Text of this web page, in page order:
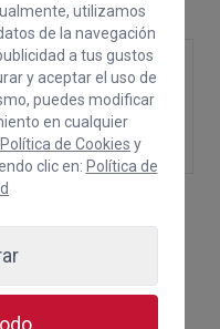
cuenta al cierre del
Sociedades 2025
en la tributación de
el patrimonio.
utilizamos
de la navegación
a tus gustos
y aceptar el uso de
puedes modificar
en cualquier
Política de Cookies y
clic en: Política de